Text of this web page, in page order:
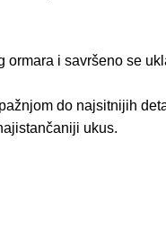
i savršeno se
do najsitnijih
ukus.